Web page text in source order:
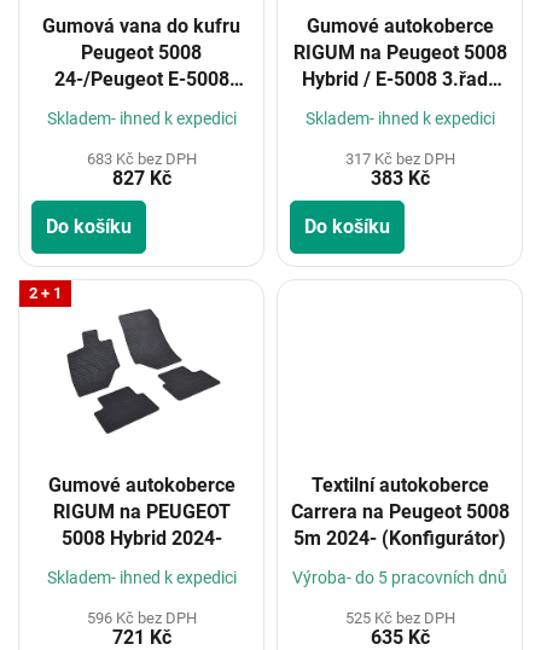
Gumová vana do kufru
Peugeot 5008
24-/Peugeot E-5008
sklopená
Skladem- ihned k expedici
683 Kč bez DPH
827 Kč
Do košíku
Gumové autokoberce
RIGUM na Peugeot 5008
Hybrid / E-5008 3.řada
Skladem- ihned k expedici
317 Kč bez DPH
383 Kč
Do košíku
2 + 1
Gumové autokoberce
RIGUM na PEUGEOT
5008 Hybrid 2024-
Skladem- ihned k expedici
596 Kč bez DPH
721 Kč
Textilní autokoberce
Carrera na Peugeot 5008
5m 2024- (Konfigurátor)
Výroba- do 5 pracovních dnů
525 Kč bez DPH
635 Kč